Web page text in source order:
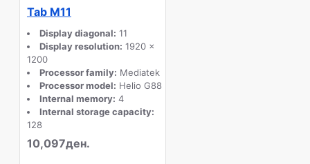
Tab M11
Display diagonal: 11
Display resolution: 1920 x
1200
Processor family: Mediatek
Processor model: Helio G88
Internal memory: 4
Internal storage capacity:
128
10,097ден.